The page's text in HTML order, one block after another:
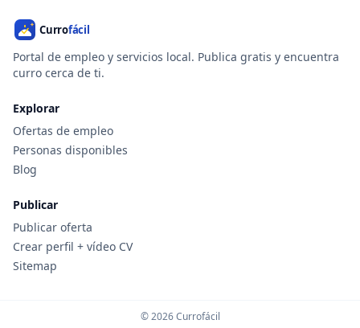
Portal de empleo y servicios local. Publica gratis y encuentra
curro cerca de ti.
Explorar
Ofertas de empleo
Personas disponibles
Blog
Publicar
Publicar oferta
Crear perfil + vídeo CV
Sitemap
© 2026 Currofácil